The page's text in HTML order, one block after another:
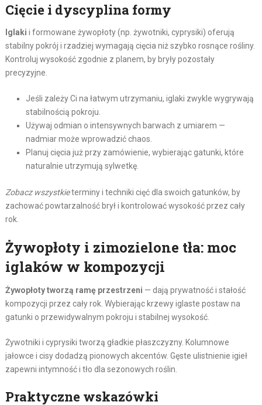
Cięcie i dyscyplina formy
Iglaki i formowane żywopłoty (np. żywotniki, cyprysiki) oferują
stabilny pokrój i rzadziej wymagają cięcia niż szybko rosnące rośliny.
Kontroluj wysokość zgodnie z planem, by bryły pozostały
precyzyjne.
Jeśli zależy Ci na łatwym utrzymaniu, iglaki zwykle wygrywają
stabilnością pokroju.
Używaj odmian o intensywnych barwach z umiarem —
nadmiar może wprowadzić chaos.
Planuj cięcia już przy zamówienie, wybierając gatunki, które
naturalnie utrzymują sylwetkę.
Zobacz wszystkieterminy i techniki cięć dla swoich gatunków, by
zachować powtarzalność brył i kontrolować wysokość przez cały
rok.
Żywopłoty i zimozielone tła: moc
iglaków w kompozycji
Żywopłoty tworzą ramę przestrzeni — dają prywatność i stałość
kompozycji przez cały rok. Wybierając krzewy iglaste postaw na
gatunki o przewidywalnym pokroju i stabilnej wysokość.
Żywotniki i cyprysiki tworzą gładkie płaszczyzny. Kolumnowe
jałowce i cisy dodadzą pionowych akcentów. Gęste ulistnienie igieł
zapewni intymność i tło dla sezonowych roślin.
Praktyczne wskazówki